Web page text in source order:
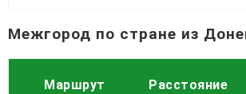
Межгород по стране из
Маршрут Расстояние